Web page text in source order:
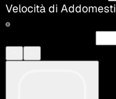
Velocità di